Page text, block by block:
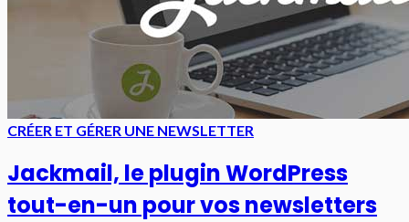
CRÉER ET GÉRER UNE NEWSLETTER
Jackmail, le plugin WordPress
tout-en-un pour vos newsletters